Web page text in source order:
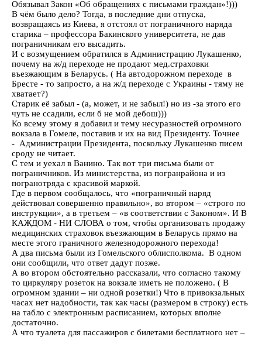
Обязывал Закон «Об обращениях с письмами граждан»!)))
В чём было дело? Тогда, в последние дни отпуска,
возвращаясь из Киева, я отстоял от пограничного наряда
старика – профессора Бакинского университета, не дав
пограничникам его высадить.
И с возмущением обратился в Администрацию Лукашенко,
почему на ж/д переходе не продают мед.страховки
въезжающим в Беларусь. ( На автодорожном переходе в
Бресте - то запросто, а на ж/д переходе с Украины - тяму не
хватает?)
Старик её забыл - (а, может, и не забыл!) но из -за этого его
чуть не ссадили, если б не мой дебош)))
Ко всему этому я добавил и тему несуразностей огромного
вокзала в Гомеле, поставив и их на вид Президенту. Точнее
- Администрации Президента, поскольку Лукашенко писем
сроду не читает.
С тем и уехал в Ванино. Так вот три письма были от
пограничников. Из министерства, из погранрайона и из
погранотряда с красивой маркой.
Где в первом сообщалось, что «пограничный наряд
действовал совершенно правильно», во втором – «строго по
инструкции», а в третьем – «в соответствии с Законом». И В
КАЖДОМ - НИ СЛОВА о том, чтобы организовать продажу
медицинских страховок въезжающим в Беларусь прямо на
месте этого граничного железнодорожного перехода!
А два письма были из Гомельского облисполкома. В одном
они сообщили, что ответ дадут позже.
А во втором обстоятельно рассказали, что согласно такому
то циркуляру розеток на вокзале иметь не положено. ( В
огромном здании – ни одной розетки!) Что в привокзальных
часах нет надобности, так как часы (размером в строку) есть
на табло с электронным расписанием, которых вполне
достаточно.
А что туалета для пассажиров с билетами бесплатного нет –